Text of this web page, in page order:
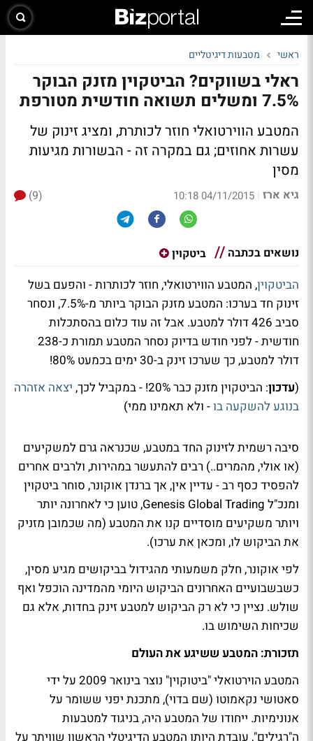
ראשי מטבעות דיגיטליים
ראלי בשווקים? הביטקוין מזנק הבוקר
7.5% ומשלים תשואה חודשית מטורפת
המטבע הווירטואלי חוזר לכותרת, ומציג זינוק של
עשרות אחוזים; גם במקרה זה - הבשורות מגיעות
מסין
גיא ארז |
04/11/2015 10:18
(9)
נושאים בכתבה ביטקוין
הביטקוין, המטבע הווירטואלי, חוזר לכותרות - והפעם בשל
זינוק חד בערכו: המטבע מזנק הבוקר ביותר מ-7.5%, ונסחר
סביב 426 דולר למטבע. אבל זה עוד כלום בהסתכלות
חודשית - לפני חודש בדיוק נסחר המטבע תמורת כ-238
דולר למטבע, כך שערכו זינק ב-30 ימים בכמעט 80%!
(עדכון: הביטקוין מזנק כבר 20%! - במקביל לכך,
יצאה אזהרה
בנוגע להשקעה בו- ולא תאמינו ממי)
סיבה רשמית לזינוק החד במטבע, שכנראה גרם למשקיעים
(או אולי, מהמרים..) רבים להתעשר במהירות, ולרבים אחרים
להפסיד כסף רב - עדיין אין, אך ברנדן אוקונר, סוחר ביטקוין
ומנכ"ל Genesis Global Trading, טוען כי לאחרונה יותר
ויותר משקיעים מוסדיים קנו את המטבע (מה שכמובן מזניק
את הביקוש לו, ומכאן את ערכו).
לפי אוקונר, חלק משמעותי מהגידול בביקושים מגיע מסין,
כשבשבועיים האחרונים הביקוש היומי מהמדינה הוכפל ואף
שולש. נציין כי לא רק הביקוש למטבע זינק בחדות, אלא גם
שכיחות השימוש בו.
תזכורת: המטבע ששיגע את העולם
המטבע הוירטואלי "ביטוקוין" נוצר בינואר 2009 על ידי
סאטושי נקאמוטו (שם בדוי), מתכנת יפני ששומר על
אנונימיות. ייחודו של המטבע היה, בניגוד למטבעות
ה"רגילים", עובדת היותו המטבע הדיגיטלי הראשון שוויתר על